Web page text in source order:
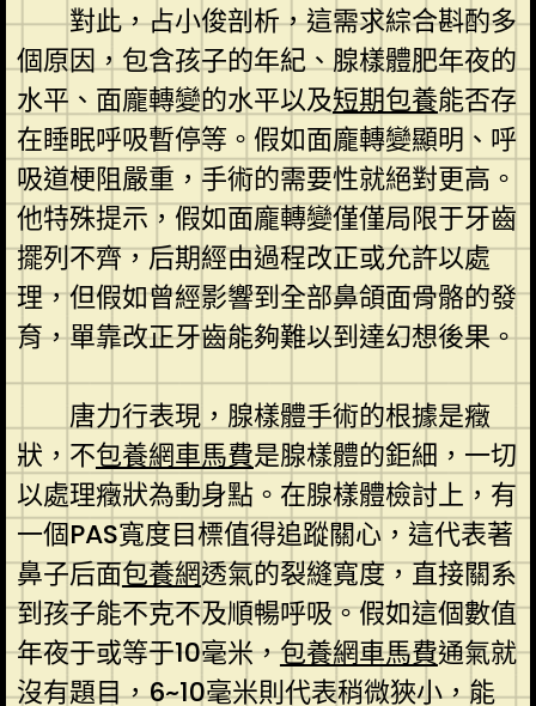
對此，占小俊剖析，這需求綜合斟酌多
個原因，包含孩子的年紀、腺樣體肥年夜的
水平、面龐轉變的水平以及短期包養能否存
在睡眠呼吸暫停等。假如面龐轉變顯明、呼
吸道梗阻嚴重，手術的需要性就絕對更高。
他特殊提示，假如面龐轉變僅僅局限于牙齒
擺列不齊，后期經由過程改正或允許以處
理，但假如曾經影響到全部鼻頜面骨骼的發
育，單靠改正牙齒能夠難以到達幻想後果。
唐力行表現，腺樣體手術的根據是癥
狀，不包養網車馬費是腺樣體的鉅細，一切
以處理癥狀為動身點。在腺樣體檢討上，有
一個PAS寬度目標值得追蹤關心，這代表著
鼻子后面包養網透氣的裂縫寬度，直接關系
到孩子能不克不及順暢呼吸。假如這個數值
年夜于或等于10毫米，包養網車馬費通氣就
沒有題目，6~10毫米則代表稍微狹小，能